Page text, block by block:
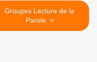
Groupes Lecture de la
Parole. >